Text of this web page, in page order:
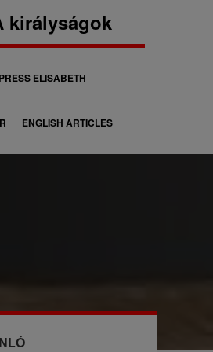
királyságok
ELISABETH
ENGLISH ARTICLES